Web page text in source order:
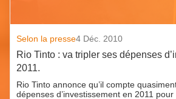
Selon la presse4 Déc. 2010
Rio Tinto : va tripler ses dépenses
2011.
Rio Tinto annonce qu’il compte
dépenses d’investissement en 2011